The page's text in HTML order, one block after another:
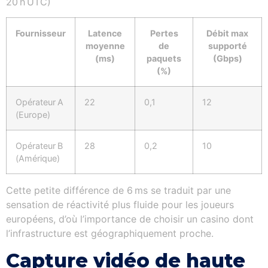
Fournisseur
Latence
moyenne
(ms)
Pertes
de
paquets
(%)
Débit max
supporté
(Gbps)
Opérateur A
(Europe)
22 0,1 12
Opérateur B
(Amérique)
28 0,2 10
Cette petite différence de 6 ms se traduit par une
sensation de réactivité plus fluide pour les joueurs
européens, d’où l’importance de choisir un casino dont
l’infrastructure est géographiquement proche.
Capture vidéo de haute